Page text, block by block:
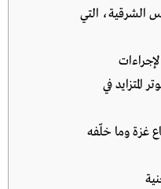
الشرقية، التي
المتزايد في
غزة وما خلّفه